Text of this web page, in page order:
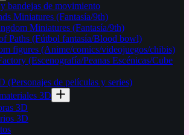
y bandejas de movimiento
Miniatures (Fantasía/9th)
Miniatures (Fantasía/9th)
Paths (Fútbol fantasía/Blood bowl)
figures (Anime/comics/videojuegos/chibis)
(Escenografía/Peanas Escénicas/Cube
(Personajes de películas y series)
3D
3D
3D